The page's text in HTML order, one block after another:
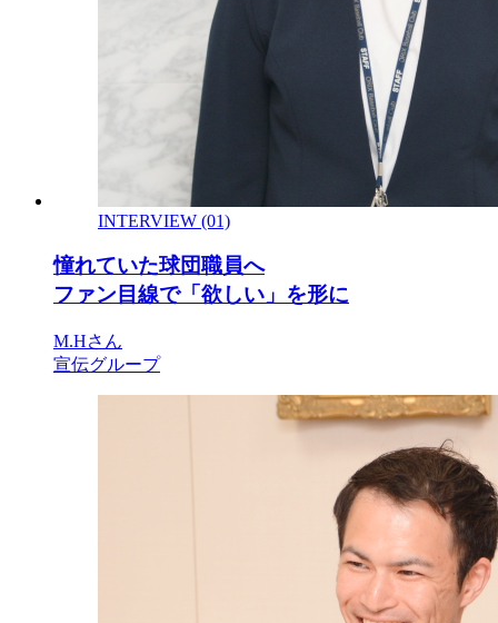
INTERVIEW (01)
憧れていた球団職員へ
ファン目線で「欲しい」を形に
M.Hさん
宣伝グループ